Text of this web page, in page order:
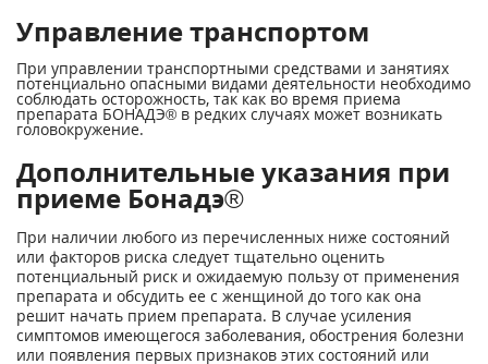
Управление транспортом
При управлении транспортными средствами и занятиях
потенциально опасными видами деятельности необходимо
соблюдать осторожность, так как во время приема
препарата БОНАДЭ® в редких случаях может возникать
головокружение.
Дополнительные указания при
приеме Бонадэ®
При наличии любого из перечисленных ниже состояний
или факторов риска следует тщательно оценить
потенциальный риск и ожидаемую пользу от применения
препарата и обсудить ее с женщиной до того как она
решит начать прием препарата. В случае усиления
симптомов имеющегося заболевания, обострения болезни
или появления первых признаков этих состояний или